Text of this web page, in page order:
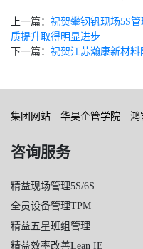
上一篇： 祝贺攀钢钒现场5S
质提升取得明显进步
下一篇： 祝贺江苏瀚康新材
集团网站 华昊企管学院 鸿
咨询服务
精益现场管理5S/6S
全员设备管理TPM
精益五星班组管理
精益效率改善Lean IE